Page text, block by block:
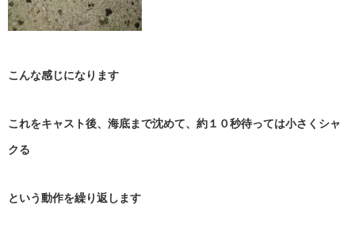
こんな感じになります
これをキャスト後、海底まで沈めて、約１０秒待っては小さくシャ
クる
という動作を繰り返します